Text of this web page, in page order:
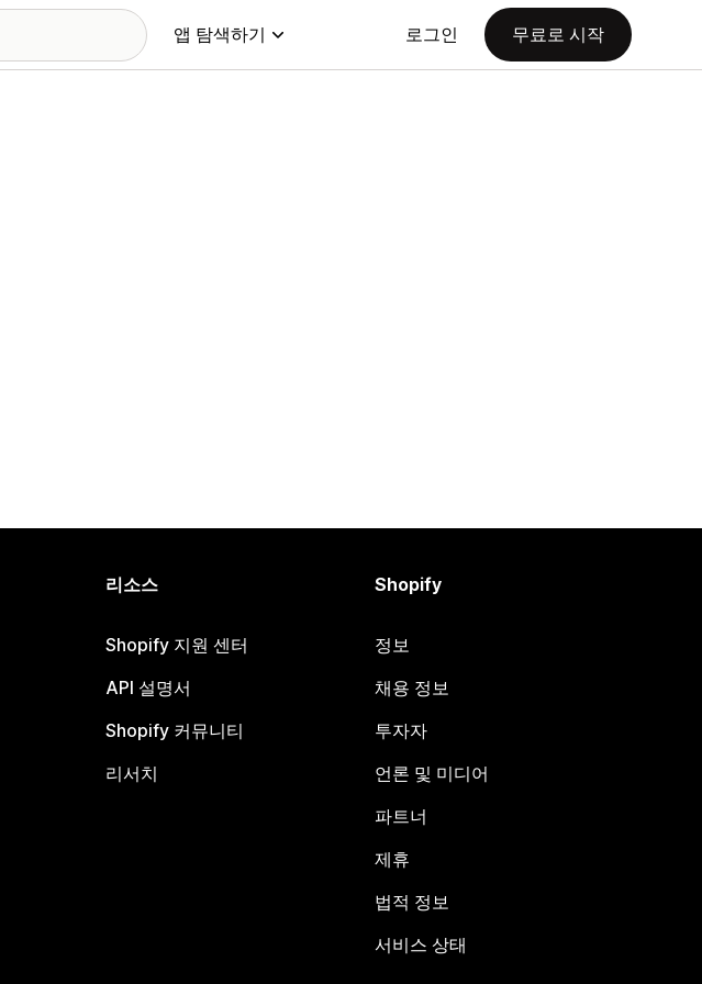
앱 탐색하기 로그인 무료로 시작
리소스
Shopify 지원 센터
API 설명서
Shopify 커뮤니티
리서치
Shopify
정보
채용 정보
투자자
언론 및 미디어
파트너
제휴
법적 정보
서비스 상태